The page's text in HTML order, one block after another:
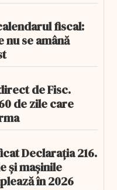
fiscal:
se amână
de Fisc.
de zile care
Declarația 216.
și mașinile
în 2026